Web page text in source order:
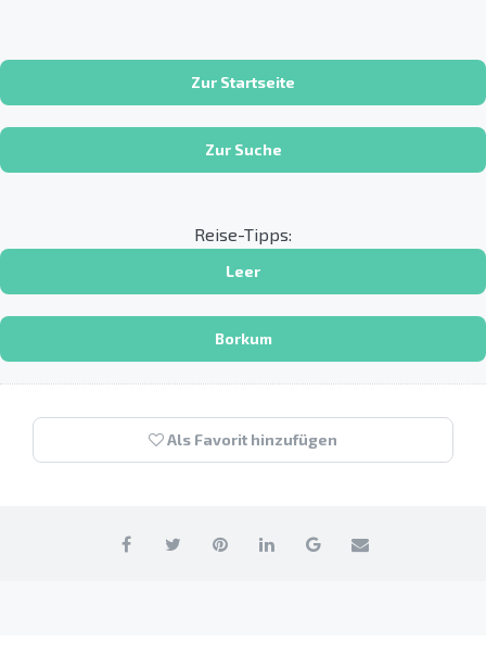
Zur Startseite
Zur Suche
Reise-Tipps:
Leer
Borkum
Als Favorit hinzufügen